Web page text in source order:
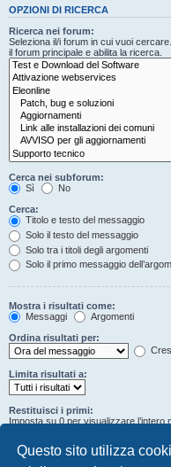
Questo sito utilizza
OPZIONI DI RICERCA
Ricerca nei forum:
Seleziona il/i forum in cui vuoi
il forum principale e abilita la ricerca.
Cerca nei subforum:
Sì
No
Cerca:
Titolo e testo del messaggio
Solo il testo del messaggio
Solo tra i titoli degli argomenti
Solo il primo messaggio
Mostra i risultati come:
Messaggi
Argomenti
Ordina risultati per:
Limita risultati a:
Restituisci i primi:
Imposta su 0 per visualizzare l’intero